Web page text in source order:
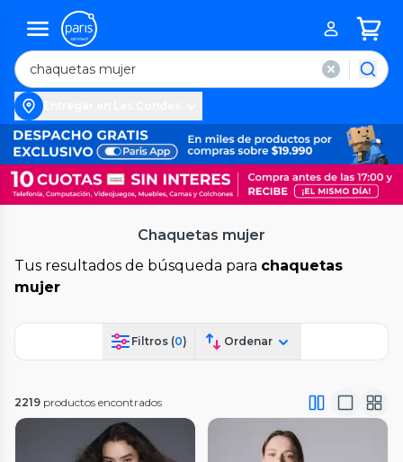
Chaquetas mujer
Tus resultados de búsqueda para chaquetas
mujer
Filtros (0) Ordenar
2219 productos encontrados